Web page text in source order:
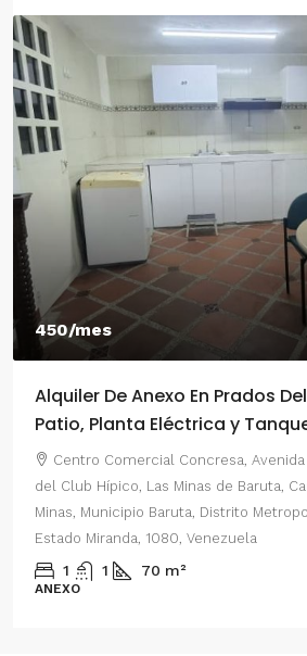
En Prados Del Este | Con
y Tanque de agua
Avenida Río Caura, Terrazas
de Baruta, Caracas, Parroquia Las
Distrito Metropolitano de Caracas,
Venezuela